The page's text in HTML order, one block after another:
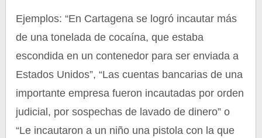
Ejemplos: “En Cartagena se logró incautar más
de una tonelada de cocaína, que estaba
escondida en un contenedor para ser enviada a
Estados Unidos”, “Las cuentas bancarias de una
importante empresa fueron incautadas por orden
judicial, por sospechas de lavado de dinero” o
“Le incautaron a un niño una pistola con la que